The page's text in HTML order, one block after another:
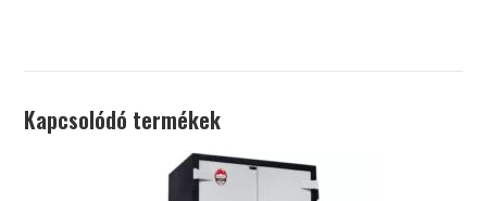
Kapcsolódó termékek